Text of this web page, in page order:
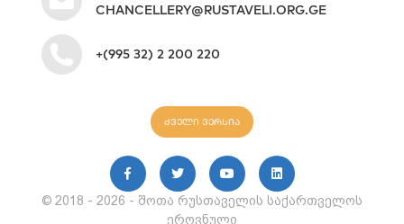
© 2018 - 2026 - შოთა რუსთაველის საქართველოს
ეროვნული
CHANCELLERY@RUSTAVELI.ORG.GE
+(995 32) 2 200 220
ძველი ვერსია